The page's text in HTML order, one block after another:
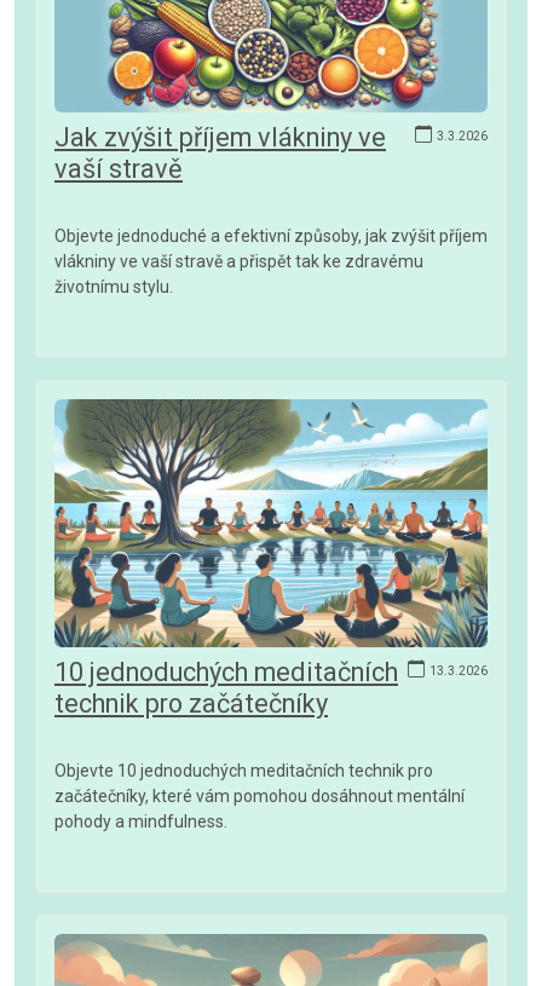
3.3.2026
Jak zvýšit příjem vlákniny ve
vaší stravě
Objevte jednoduché a efektivní způsoby, jak zvýšit příjem
vlákniny ve vaší stravě a přispět tak ke zdravému
životnímu stylu.
13.3.2026
10 jednoduchých meditačních
technik pro začátečníky
Objevte 10 jednoduchých meditačních technik pro
začátečníky, které vám pomohou dosáhnout mentální
pohody a mindfulness.